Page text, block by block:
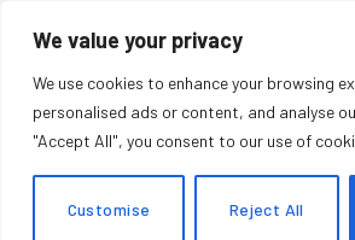
We value your privacy
We use cookies to enhance your browsing
personalised ads or content, and analyse
"Accept All", you consent to our use of
Customise Reject All
About Us Editorial Team Contact
Terms and Conditions
Disclaimer
Corrections Policy
Fact-Checking
AI Usage Policy